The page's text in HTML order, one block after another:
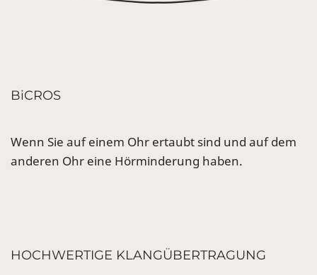
BiCROS
Wenn Sie auf einem Ohr ertaubt sind und auf dem
anderen Ohr eine Hörminderung haben.
HOCHWERTIGE KLANGÜBERTRAGUNG